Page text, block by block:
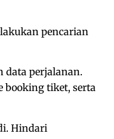
pencarian
data perjalanan.
booking tiket, serta
Hindari